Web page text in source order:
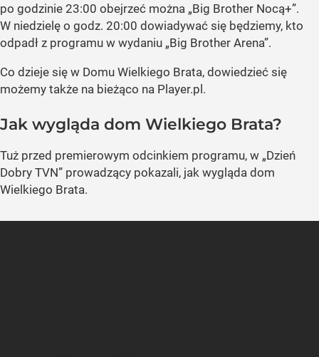
po godzinie 23:00 obejrzeć można „Big Brother Nocą+”.
W niedzielę o godz. 20:00 dowiadywać się będziemy, kto
odpadł z programu w wydaniu „Big Brother Arena”.
Co dzieje się w Domu Wielkiego Brata, dowiedzieć się
możemy także na bieżąco na Player.pl.
Jak wygląda dom Wielkiego Brata?
Tuż przed premierowym odcinkiem programu, w „Dzień
Dobry TVN” prowadzący pokazali, jak wygląda dom
Wielkiego Brata.